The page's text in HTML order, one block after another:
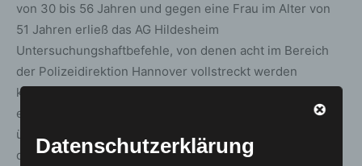
von 30 bis 56 Jahren und gegen eine Frau im Alter von
51 Jahren erließ das AG Hildesheim
Untersuchungshaftbefehle, von denen acht im Bereich
der Polizeidirektion Hannover vollstreckt werden
konnten. Zwei Haftbefehle wurden jeweils gegen eine
engmaschige Meldeauflage außer Vollzug gesetzt, die
übrigen sechs Beschuldigten kamen nach Verkündung
der Haftbefehle in verschiedene Justizvollzugsanstalten.
Datenschutzerklärung